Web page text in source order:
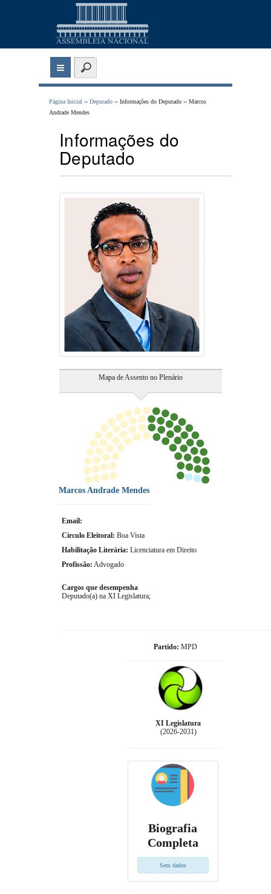
Página Inicial ››Deputado ›› Informações do Deputado ›› Marcos
Andrade Mendes
Informações do
Deputado
Mapa de Assento no Plenário
Marcos Andrade Mendes
Email:
Circulo Eleitoral: Boa Vista
Habilitação Literária: Licenciatura em Direito
Profissão: Advogado
Cargos que desempenha
Deputado(a) na XI Legislatura;
Partido: MPD
XI Legislatura
(2026-2031)
Biografia
Completa
Sem dados